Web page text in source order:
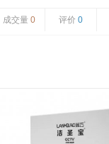
成交量 0 评价 0